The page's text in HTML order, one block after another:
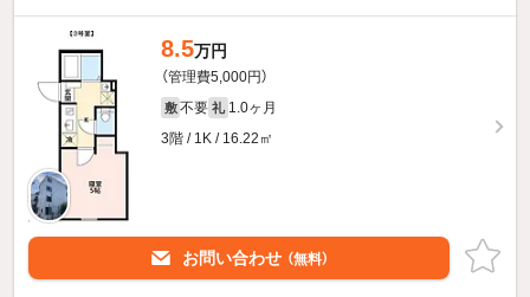
8.5万円
（管理費5,000円）
敷 不要 礼 1.0ヶ月
3階 / 1K / 16.22㎡
お問い合わせ （無料）